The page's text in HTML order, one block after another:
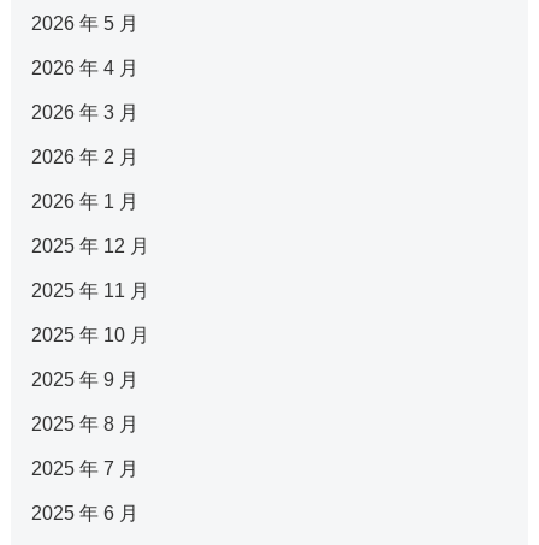
2026 年 5 月
2026 年 4 月
2026 年 3 月
2026 年 2 月
2026 年 1 月
2025 年 12 月
2025 年 11 月
2025 年 10 月
2025 年 9 月
2025 年 8 月
2025 年 7 月
2025 年 6 月